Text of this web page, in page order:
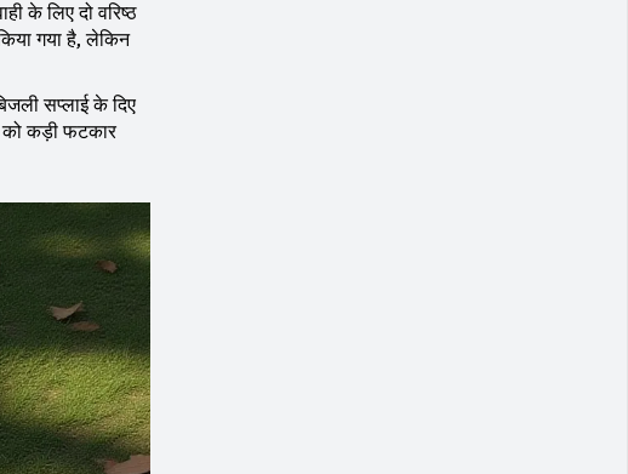
के लिए दो वरिष्ठ
गया है, लेकिन
सप्लाई के दिए
को कड़ी फटकार